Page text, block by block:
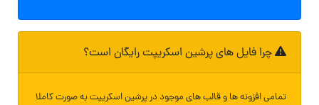
چرا فایل های پرشین اسکریپت رایگان است؟
تمامی افزونه ها و قالب های موجود در پرشین اسکریپت به صورت کاملا